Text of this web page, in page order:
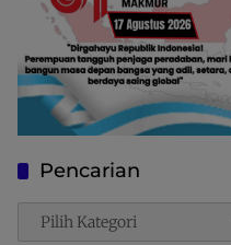
Pencarian
Pencarian